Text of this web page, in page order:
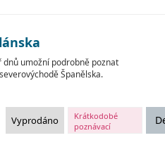
dnů umožní podrobně poznat
Španělska.
Krátkodobé
poznávací
Vyprodáno